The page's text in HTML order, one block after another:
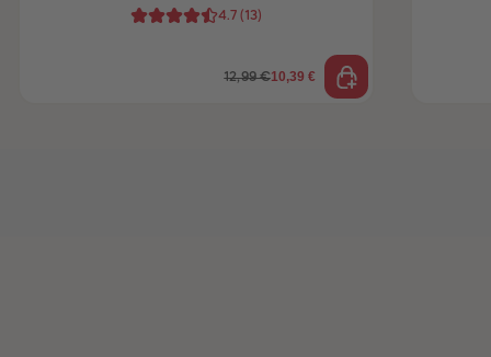
4.7 (13)
12,99 €10,39 €